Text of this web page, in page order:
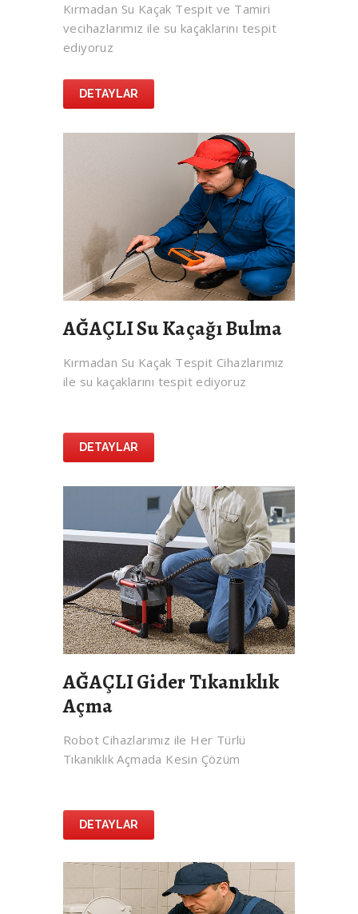
Kırmadan Su Kaçak Tespit ve Tamiri
vecihazlarımız ile su kaçaklarını tespit
ediyoruz
DETAYLAR
AĞAÇLI Su Kaçağı Bulma
Kırmadan Su Kaçak Tespit Cihazlarımız
ile su kaçaklarını tespit ediyoruz
DETAYLAR
AĞAÇLI Gider Tıkanıklık
Açma
Robot Cihazlarımız ile Her Türlü
Tıkanıklık Açmada Kesin Çözüm
DETAYLAR